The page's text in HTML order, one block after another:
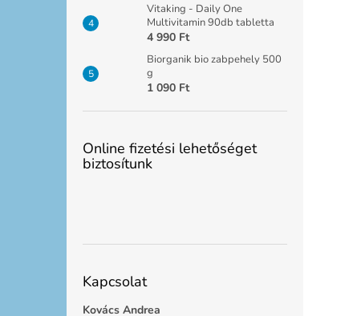
Vitaking - Daily One
Multivitamin 90db tabletta
4 990 Ft
Biorganik bio zabpehely 500
g
1 090 Ft
Online fizetési lehetőséget
biztosítunk
Kapcsolat
Kovács Andrea